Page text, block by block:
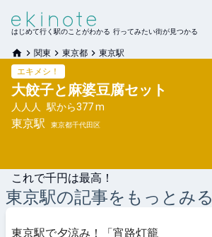
はじめて行く駅のことがわかる 行ってみたい街が見つかる
関東 東京都 東京駅
エキメシ！
大餃子と麻婆豆腐セット
人人人 駅から377 m
東京駅 東京都千代田区
これで千円は最高！
東京駅の記事をもっとみる
東京駅で夕涼み！「宵路灯籠